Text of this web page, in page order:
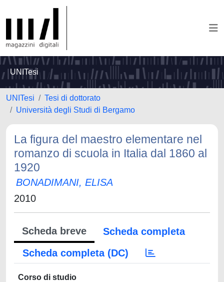
UNITesi
UNITesi
Tesi di dottorato
Università degli Studi di Bergamo
La figura del maestro elementare nel
romanzo di scuola in Italia dal 1860 al
1920
BONADIMANI, ELISA
2010
Scheda breve
Scheda completa
Scheda completa (DC)
Corso di studio